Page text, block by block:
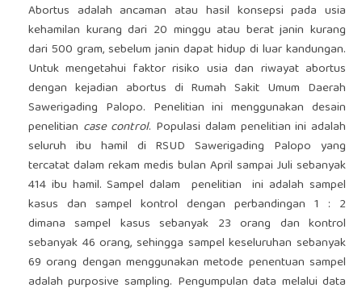
Abortus adalah ancaman atau hasil konsepsi pada usia
kehamilan kurang dari 20 minggu atau berat janin kurang
dari 500 gram, sebelum janin dapat hidup di luar kandungan.
Untuk mengetahui faktor risiko usia dan riwayat abortus
dengan kejadian abortus di Rumah Sakit Umum Daerah
Sawerigading Palopo. Penelitian ini menggunakan desain
penelitian case control. Populasi dalam penelitian ini adalah
seluruh ibu hamil di RSUD Sawerigading Palopo yang
tercatat dalam rekam medis bulan April sampai Juli sebanyak
414 ibu hamil. Sampel dalam penelitian ini adalah sampel
kasus dan sampel kontrol dengan perbandingan 1 : 2
dimana sampel kasus sebanyak 23 orang dan kontrol
sebanyak 46 orang, sehingga sampel keseluruhan sebanyak
69 orang dengan menggunakan metode penentuan sampel
adalah purposive sampling. Pengumpulan data melalui data